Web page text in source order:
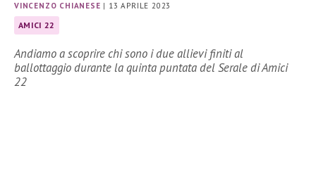
VINCENZO CHIANESE | 13 APRILE 2023
AMICI 22
Andiamo a scoprire chi sono i due allievi finiti al
ballottaggio durante la quinta puntata del Serale di Amici
22